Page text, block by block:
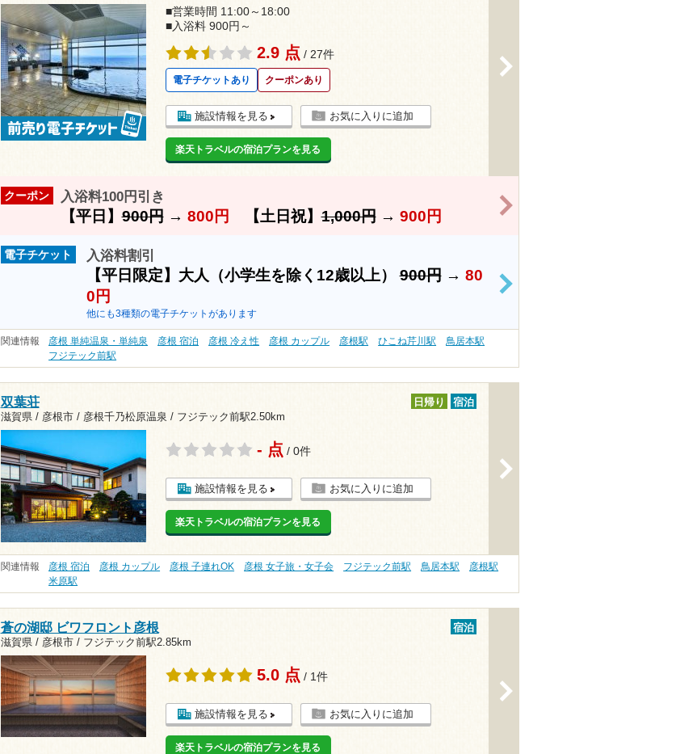
■営業時間 11:00～18:00
■入浴料 900円～
2.9 点 / 27件
電子チケットあり クーポンあり
施設情報を見る お気に入りに追加
楽天トラベルの宿泊プランを見る
クーポン 入浴料100円引き
【平日】900円→ 800円 【土日祝】1,000円→ 900円
>
電子チケット 入浴料割引
【平日限定】大人（小学生を除く12歳以上）900円→ 80
0円
他にも3種類の電子チケットがあります
>
関連情報 彦根 単純温泉・単純泉 彦根 宿泊 彦根 冷え性 彦根 カップル 彦根駅 ひこね芹川駅
鳥居本駅
フジテック前駅
双葉荘
滋賀県 / 彦根市 / 彦根千乃松原温泉 / フジテック前駅2.50km
日帰り 宿泊
- 点 / 0件
施設情報を見る お気に入りに追加
楽天トラベルの宿泊プランを見る
関連情報 彦根 宿泊 彦根 カップル 彦根 子連れOK 彦根 女子旅・女子会 フジテック前駅 鳥居本駅
彦根駅
米原駅
蒼の湖邸 ビワフロント彦根
滋賀県 / 彦根市 / フジテック前駅2.85km
宿泊
5.0 点 / 1件
施設情報を見る お気に入りに追加
楽天トラベルの宿泊プランを見る